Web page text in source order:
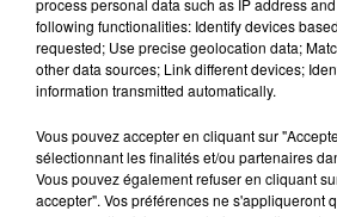
following functionalities: Identify devices
requested; Use precise geolocation data;
other data sources; Link different devices;
information transmitted automatically.
Vous pouvez accepter en cliquant sur
sélectionnant les finalités et/ou partenaires
Vous pouvez également refuser en cliquant
accepter". Vos préférences ne s'appliqueront